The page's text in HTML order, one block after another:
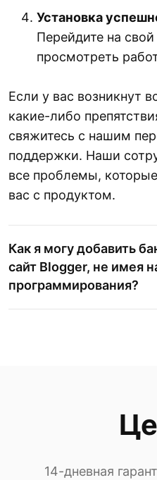
Установка
Перейдите на
просмотреть
Если у вас возникнут
какие-либо
свяжитесь с нашим
поддержки. Наши
все проблемы,
вас с продуктом.
Как я могу добавить
сайт Blogger, не имея
программирования?
14-дневная